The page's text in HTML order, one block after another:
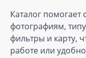
Каталог помогает
фотографиям,
фильтры и карту,
работе или